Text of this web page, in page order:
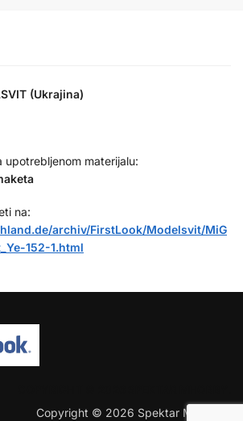
(Ukrajina)
materijalu:
na:
archiv/FirstLook/Modelsvit/MiG
152-1.html
Copyright © 2026 Spektar MHobby.